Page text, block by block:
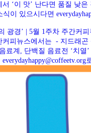
‘이 맛’ 난다면 품질 낮
이 있으시다면
광경’ | 5월 1주차 주간커피
피뉴스에서는 - 지드래
료계, 단백질 음료전 ‘치